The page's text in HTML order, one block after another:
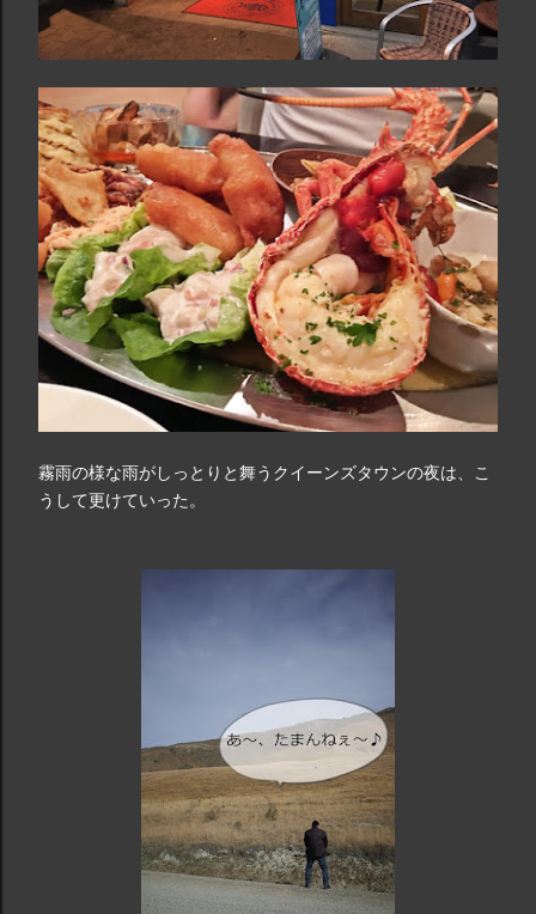
霧雨の様な雨がしっとりと舞うクイーンズタウンの夜は、こ
うして更けていった。